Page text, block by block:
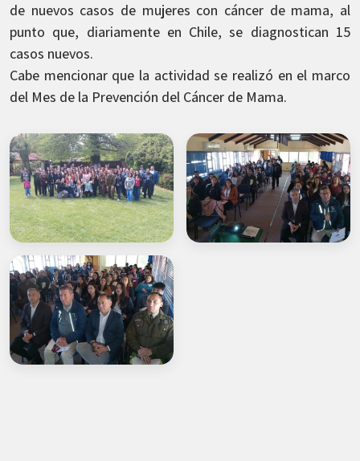
de nuevos casos de mujeres con cáncer de mama, al
punto que, diariamente en Chile, se diagnostican 15
casos nuevos.
Cabe mencionar que la actividad se realizó en el marco
del Mes de la Prevención del Cáncer de Mama.